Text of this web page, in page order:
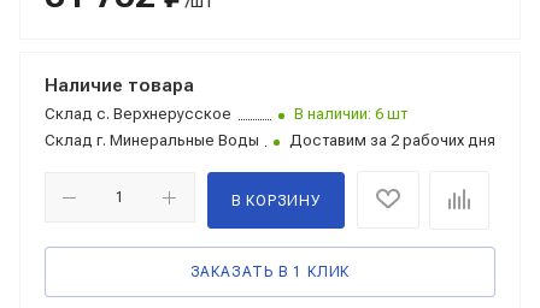
Наличие товара
Склад с. Верхнерусское
В наличии: 6 шт
Склад г. Минеральные Воды Доставим за 2 рабочих дня
В КОРЗИНУ
ЗАКАЗАТЬ В 1 КЛИК